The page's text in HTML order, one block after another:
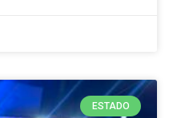
ESTADO